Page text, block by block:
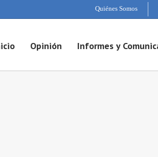
Quiénes Somos
Opinión Informes y